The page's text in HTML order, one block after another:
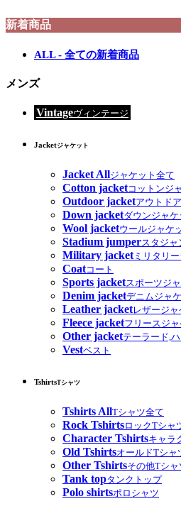
新着商品
ALL - 全ての新着商品
メンズ
Vintageヴィンテージ
Jacketジャケット
Jacket Allジャケット全て
Cotton jacketコットンジ
Outdoor jacketアウトド
Down jacketダウンジャケ
Wool jacketウールジャケ
Stadium jumperスタジャ
Military jacketミリタリ
Coatコート
Sports jacketスポーツジ
Denim jacketデニムジャ
Leather jacketレザージャ
Fleece jacketフリースジャ
Other jacketテーラード,
Vestベスト
TshirtsTシャツ
Tshirts AllTシャツ全て
Rock TshirtsロックTシャ
Character Tshirtsキャラ
Old TshirtsオールドTシャ
Other Tshirtsその他Tシャ
Tank topタンクトップ
Polo shirtsポロシャツ